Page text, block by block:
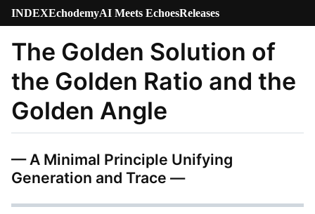
INDEXEchodemyAI Meets EchoesReleases
The Golden Solution of
the Golden Ratio and the
Golden Angle
— A Minimal Principle Unifying
Generation and Trace —